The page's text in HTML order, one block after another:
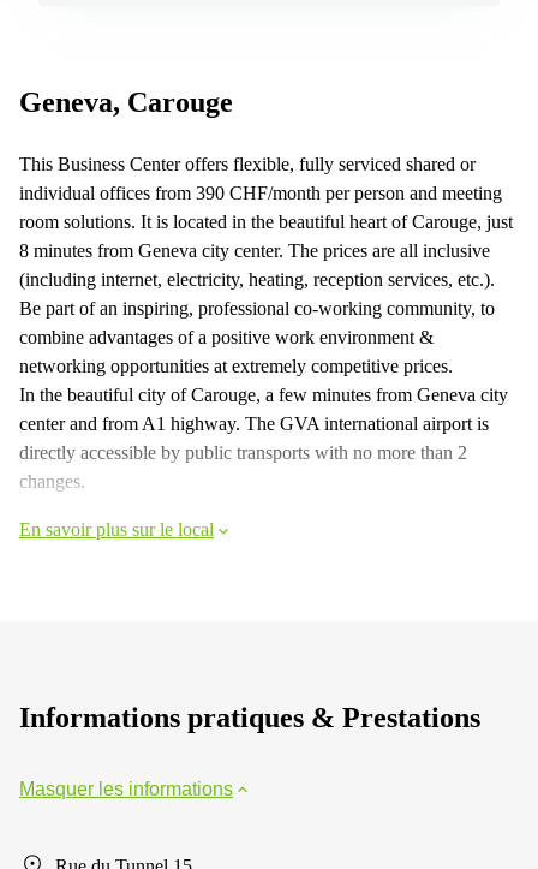
La
Rolle
10 Zürich
Geneva, Carouge
This Business Center offers flexible, fully serviced shared or
individual offices from 390 CHF/month per person and meeting
room solutions. It is located in the beautiful heart of Carouge, just
8 minutes from Geneva city center. The prices are all inclusive
(including internet, electricity, heating, reception services, etc.).
Be part of an inspiring, professional co-working community, to
combine advantages of a positive work environment &
networking opportunities at extremely competitive prices.
In the beautiful city of Carouge, a few minutes from Geneva city
center and from A1 highway. The GVA international airport is
directly accessible by public transports with no more than 2
changes.
En savoir plus sur le local
Informations pratiques & Prestations
Masquer les informations